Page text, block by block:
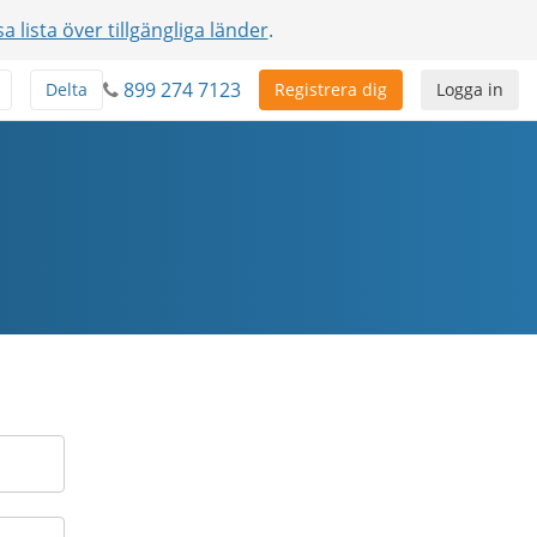
lista över tillgängliga länder.
Logga in
Registrera dig
899 274 7123
Delta